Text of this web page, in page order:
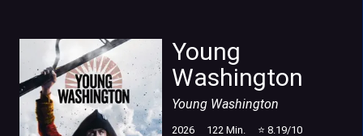
Young
Washington
Young Washington
2026 122 Min. ⭐ 8.19/10